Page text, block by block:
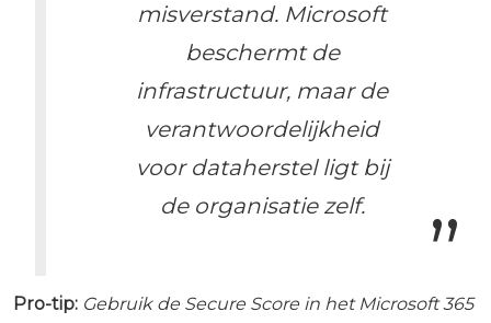
misverstand. Microsoft
beschermt de
infrastructuur, maar de
verantwoordelijkheid
voor dataherstel ligt bij
de organisatie zelf.
Pro-tip: Gebruik de Secure Score in het Microsoft 365